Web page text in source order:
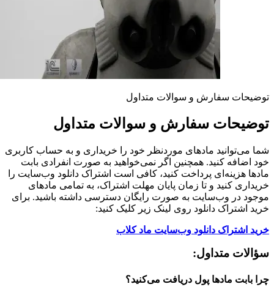
توضیحات سفارش و سوالات متداول
توضیحات سفارش و سوالات متداول
شما می‌توانید مادهای موردنظر خود را خریداری و به حساب کاربری
خود اضافه کنید. همچنین اگر نمی‌خواهید به صورت انفرادی بابت
مادها هزینه‌ای پرداخت کنید، کافی است اشتراک دانلود وب‌سایت را
خریداری کنید و تا زمان پایان مهلت اشتراک، به تمامی مادهای
موجود در وب‌سایت به صورت رایگان دسترسی داشته باشید. برای
خرید اشتراک دانلود روی لینک زیر کلیک کنید:
خرید اشتراک دانلود وب‌سایت ماد کلاب
سؤالات متداول:
چرا بابت مادها پول دریافت می‌کنید؟